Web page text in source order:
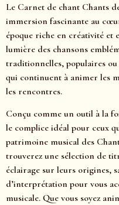
Le Carnet de chant Chants
immersion fascinante au
époque riche en créativité et
lumière des chansons
traditionnelles, populaires
qui continuent à animer les
les rencontres.
Conçu comme un outil à la
le complice idéal pour ceux
patrimoine musical des
trouverez une sélection de
éclairage sur leurs origines,
d’interprétation pour vous
musicale. Que vous soyez